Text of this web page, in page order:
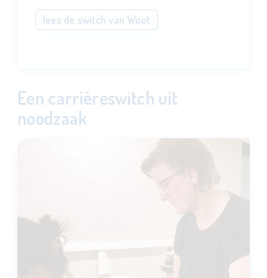
lees de switch van Wout
Een carrièreswitch uit
noodzaak